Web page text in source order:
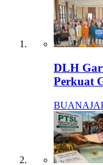
DLH
Perkuat